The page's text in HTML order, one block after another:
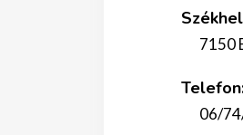
7150
06/